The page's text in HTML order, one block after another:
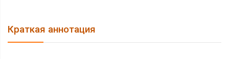
Краткая аннотация